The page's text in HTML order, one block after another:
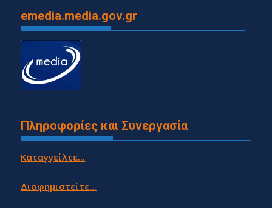
emedia.media.gov.gr
Πληροφορίες και Συνεργασία
Καταγγείλτε...
Διαφημιστείτε...